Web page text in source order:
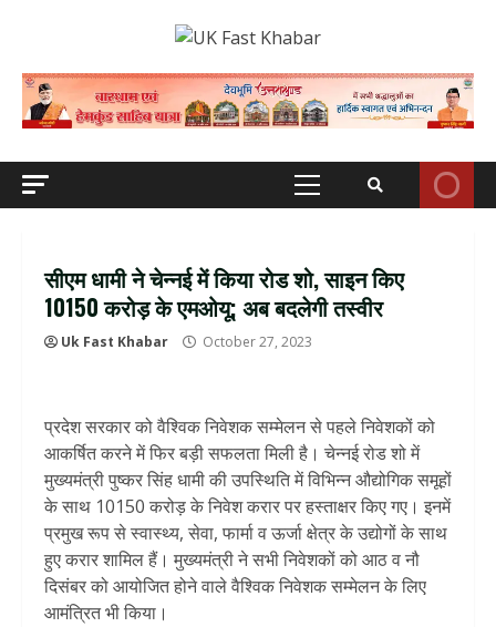
Primary
सीएम धामी ने चेन्नई में किया रोड शो, साइन किए
10150 करोड़ के एमओयू; अब बदलेगी तस्वीर
Uk Fast Khabar October 27, 2023
प्रदेश सरकार को वैश्विक निवेशक सम्मेलन से पहले निवेशकों को
आकर्षित करने में फिर बड़ी सफलता मिली है। चेन्नई रोड शो में
मुख्यमंत्री पुष्कर सिंह धामी की उपस्थिति में विभिन्न औद्योगिक समूहों
के साथ 10150 करोड़ के निवेश करार पर हस्ताक्षर किए गए। इनमें
प्रमुख रूप से स्वास्थ्य, सेवा, फार्मा व ऊर्जा क्षेत्र के उद्योगों के साथ
हुए करार शामिल हैं। मुख्यमंत्री ने सभी निवेशकों को आठ व नौ
दिसंबर को आयोजित होने वाले वैश्विक निवेशक सम्मेलन के लिए
आमंत्रित भी किया।